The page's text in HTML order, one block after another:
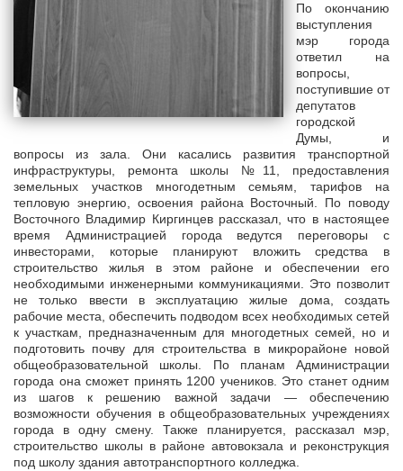
По окончанию
выступления
мэр города
ответил на
вопросы,
поступившие от
депутатов
городской
Думы, и
вопросы из зала. Они касались развития транспортной
инфраструктуры, ремонта школы №11, предоставления
земельных участков многодетным семьям, тарифов на
тепловую энергию, освоения района Восточный. По поводу
Восточного Владимир Киргинцев рассказал, что в настоящее
время Администрацией города ведутся переговоры с
инвесторами, которые планируют вложить средства в
строительство жилья в этом районе и обеспечении его
необходимыми инженерными коммуникациями. Это позволит
не только ввести в эксплуатацию жилые дома, создать
рабочие места, обеспечить подводом всех необходимых сетей
к участкам, предназначенным для многодетных семей, но и
подготовить почву для строительства в микрорайоне новой
общеобразовательной школы. По планам Администрации
города она сможет принять 1200 учеников. Это станет одним
из шагов к решению важной задачи — обеспечению
возможности обучения в общеобразовательных учреждениях
города в одну смену. Также планируется, рассказал мэр,
строительство школы в районе автовокзала и реконструкция
под школу здания автотранспортного колледжа.